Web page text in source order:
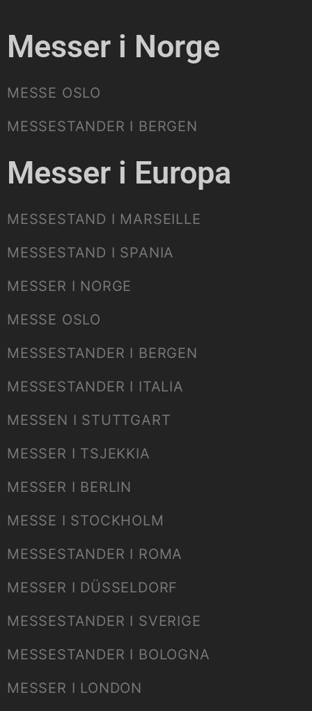
Messer i Norge
MESSE OSLO
MESSESTANDER I BERGEN
Messer i Europa
MESSESTAND I MARSEILLE
MESSESTAND I SPANIA
MESSER I NORGE
MESSE OSLO
MESSESTANDER I BERGEN
MESSESTANDER I ITALIA
MESSEN I STUTTGART
MESSER I TSJEKKIA
MESSER I BERLIN
MESSE I STOCKHOLM
MESSESTANDER I ROMA
MESSER I DÜSSELDORF
MESSESTANDER I SVERIGE
MESSESTANDER I BOLOGNA
MESSER I LONDON